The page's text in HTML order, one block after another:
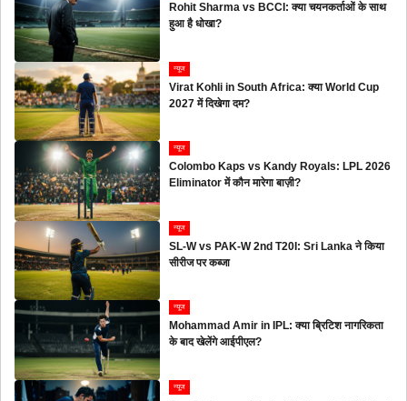
Rohit Sharma vs BCCI: क्या चयनकर्ताओं के साथ
हुआ है धोखा?
न्यूज
Virat Kohli in South Africa: क्या World Cup
2027 में दिखेगा दम?
न्यूज
Colombo Kaps vs Kandy Royals: LPL 2026
Eliminator में कौन मारेगा बाज़ी?
न्यूज
SL-W vs PAK-W 2nd T20I: Sri Lanka ने किया
सीरीज पर कब्जा
न्यूज
Mohammad Amir in IPL: क्या ब्रिटिश नागरिकता
के बाद खेलेंगे आईपीएल?
न्यूज